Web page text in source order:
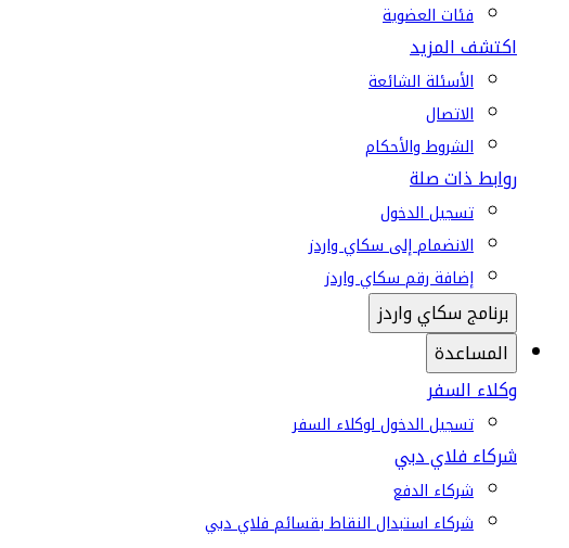
فئات العضوية
اكتشف المزيد
الأسئلة الشائعة
الاتصال
الشروط والأحكام
روابط ذات صلة
تسجيل الدخول
الانضمام إلى سكاي واردز
إضافة رقم سكاي واردز
برنامج سكاي واردز
المساعدة
وكلاء السفر
تسجيل الدخول لوكلاء السفر
شركاء فلاي دبي
شركاء الدفع
شركاء استبدال النقاط بقسائم فلاي دبي